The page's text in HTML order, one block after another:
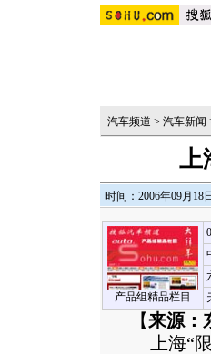
汽车频道 > 汽车新闻
上
时间：2006年09月18
产品组精品栏目
【来源：
上海“限